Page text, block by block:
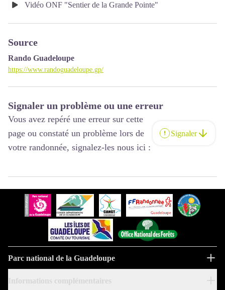
Vidéo ONF "Sentier de la Grande Pointe"
Source
Rando Guadeloupe
https://www.randoguadeloupe.gp/
Signaler un problème ou une erreur
Vous avez repéré une erreur sur cette
page ou constaté un problème lors de
votre randonnée, signalez-les nous ici :
Signaler
Parc national de la Guadeloupe
Informations complémentaires